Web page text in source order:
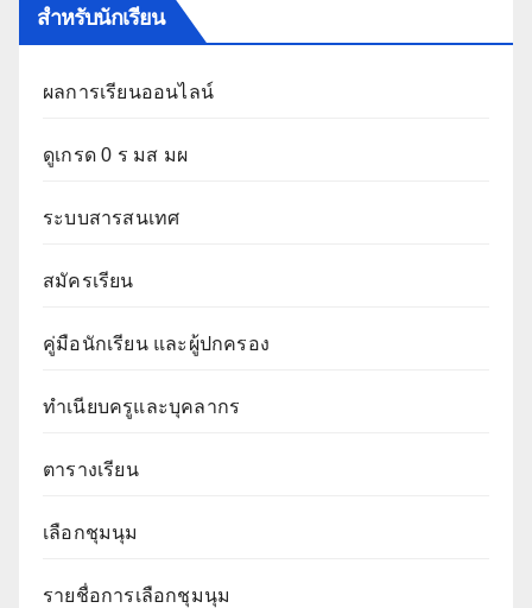
สำหรับนักเรียน
ผลการเรียนออนไลน์
ดูเกรด 0 ร มส มผ
ระบบสารสนเทศ
สมัครเรียน
คู่มือนักเรียน และผู้ปกครอง
ทำเนียบครูและบุคลากร
ตารางเรียน
เลือกชุมนุม
รายชื่อการเลือกชุมนุม